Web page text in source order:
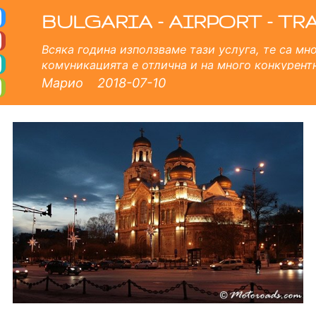
в България
BULGARIA - AIRPORT -
Всяка година използваме тази услуга, те са
комуникацията е отлична и на много
компания за великолепния опит, който имам от
Марио 2018-07-10